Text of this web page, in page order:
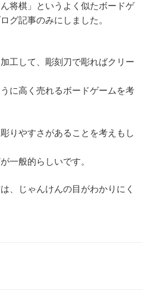
将棋」というよく似たボードゲ
グ記事のみにしました。
工して、彫刻刀で彫ればクリー
に高く売れるボードゲームを考
りやすさがあることを考えもし
一般的らしいです。
、じゃんけんの目がわかりにく